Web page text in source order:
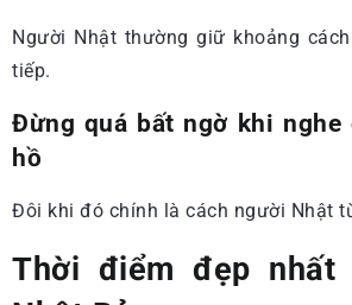
Người Nhật thường giữ khoảng
tiếp.
Đừng quá bất ngờ khi
hồ
Đôi khi đó chính là cách người Nhật
Thời điểm đẹp